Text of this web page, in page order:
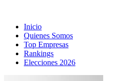
Inicio
Quienes Somos
Top Empresas
Rankings
Elecciones 2026